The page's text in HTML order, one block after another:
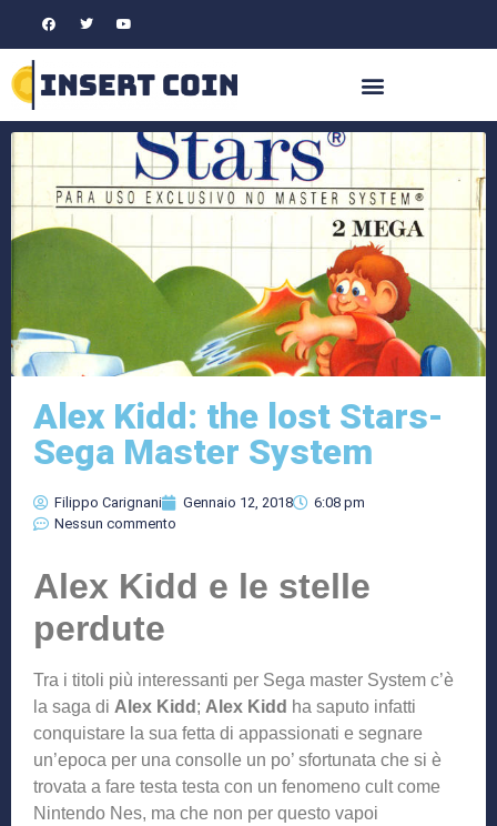
Alex Kidd: the lost Stars-
Sega Master System
Filippo Carignani Gennaio 12, 2018
6:08 pm
Nessun commento
Alex Kidd e le stelle
perdute
Tra i titoli più interessanti per Sega master System c’è
la saga di Alex Kidd ; Alex Kidd ha saputo infatti
conquistare la sua fetta di appassionati e segnare
un’epoca per una consolle un po’ sfortunata che si è
trovata a fare testa testa con un fenomeno cult come
Nintendo Nes, ma che non per questo vapoi